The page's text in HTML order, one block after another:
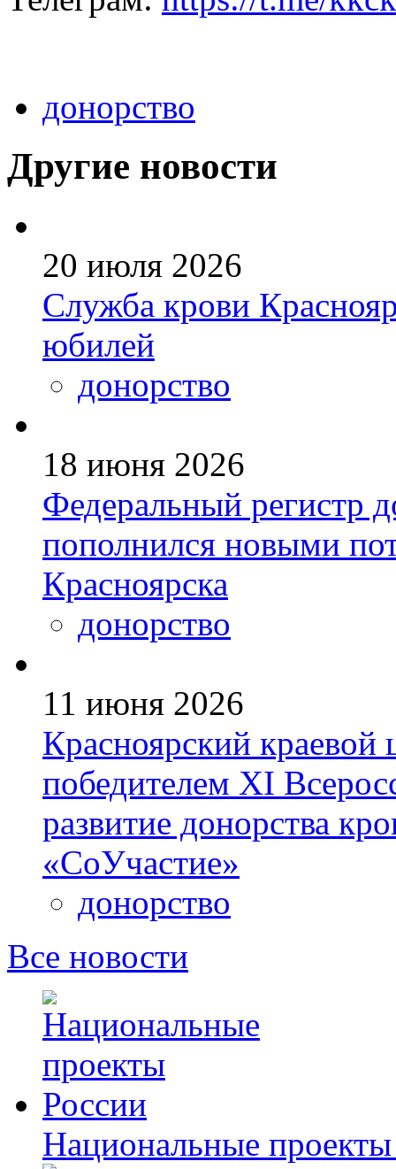
донорство
Другие новости
20 июля 2026
Служба крови
юбилей
донорство
18 июня 2026
Федеральный регистр
пополнился новыми
Красноярска
донорство
11 июня 2026
Красноярский
победителем ХI
развитие донорства
«СоУчастие»
донорство
Все новости
Национальные